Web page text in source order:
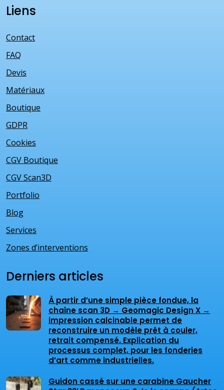
Liens
Contact
FAQ
Devis
Matériaux
Boutique
GDPR
Cookies
CGV Boutique
CGV Scan3D
Portfolio
Blog
Services
Zones d’interventions
Derniers articles
À partir d’une simple pièce fondue, la
chaîne scan 3D → Geomagic Design X →
impression calcinable permet de
reconstruire un modèle prêt à couler,
retrait compensé. Explication du
processus complet, pour les fonderies
d’art comme industrielles.
Guidon cassé sur une carabine Gaucher